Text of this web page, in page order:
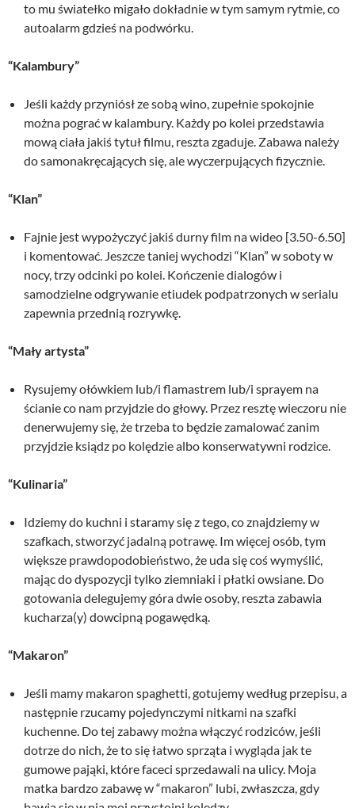
to mu światełko migało dokładnie w tym samym rytmie, co
autoalarm gdzieś na podwórku.
“Kalambury”
Jeśli każdy przyniósł ze sobą wino, zupełnie spokojnie
można pograć w kalambury. Każdy po kolei przedstawia
mową ciała jakiś tytuł filmu, reszta zgaduje. Zabawa należy
do samonakręcających się, ale wyczerpujących fizycznie.
“Klan”
Fajnie jest wypożyczyć jakiś durny film na wideo [3.50-6.50]
i komentować. Jeszcze taniej wychodzi “Klan” w soboty w
nocy, trzy odcinki po kolei. Kończenie dialogów i
samodzielne odgrywanie etiudek podpatrzonych w serialu
zapewnia przednią rozrywkę.
“Mały artysta”
Rysujemy ołówkiem lub/i flamastrem lub/i sprayem na
ścianie co nam przyjdzie do głowy. Przez resztę wieczoru nie
denerwujemy się, że trzeba to będzie zamalować zanim
przyjdzie ksiądz po kolędzie albo konserwatywni rodzice.
“Kulinaria”
Idziemy do kuchni i staramy się z tego, co znajdziemy w
szafkach, stworzyć jadalną potrawę. Im więcej osób, tym
większe prawdopodobieństwo, że uda się coś wymyślić,
mając do dyspozycji tylko ziemniaki i płatki owsiane. Do
gotowania delegujemy góra dwie osoby, reszta zabawia
kucharza(y) dowcipną pogawędką.
“Makaron”
Jeśli mamy makaron spaghetti, gotujemy według przepisu, a
następnie rzucamy pojedynczymi nitkami na szafki
kuchenne. Do tej zabawy można włączyć rodziców, jeśli
dotrze do nich, że to się łatwo sprząta i wygląda jak te
gumowe pająki, które faceci sprzedawali na ulicy. Moja
matka bardzo zabawę w “makaron” lubi, zwłaszcza, gdy